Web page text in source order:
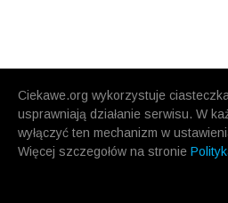
Ciekawe.org wykorzystuje
usprawniają działanie serwisu. W
wyłączyć ten mechanizm w
Więcej szczegołów na stronie